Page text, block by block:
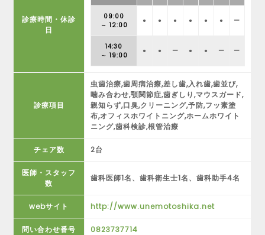
診療時間・休診
日
09:00
～ 12:00
● ● ● ● ● ● ー
14:30
～ 19:00
● ● ー ● ● ー ー
診療項目
虫歯治療,歯周病治療,差し歯,入れ歯,歯並び,
噛み合わせ,顎関節症,歯ぎしり,マウスガード,
親知らず,口臭,クリーニング,予防,フッ素塗
布,オフィスホワイトニング,ホームホワイト
ニング,歯科検診,根管治療
チェア数 2台
医師・スタッフ
数
歯科医師1名、歯科衛生士1名、歯科助手4名
webサイト http://www.unemotoshika.net
問い合わせ番号 0823737714